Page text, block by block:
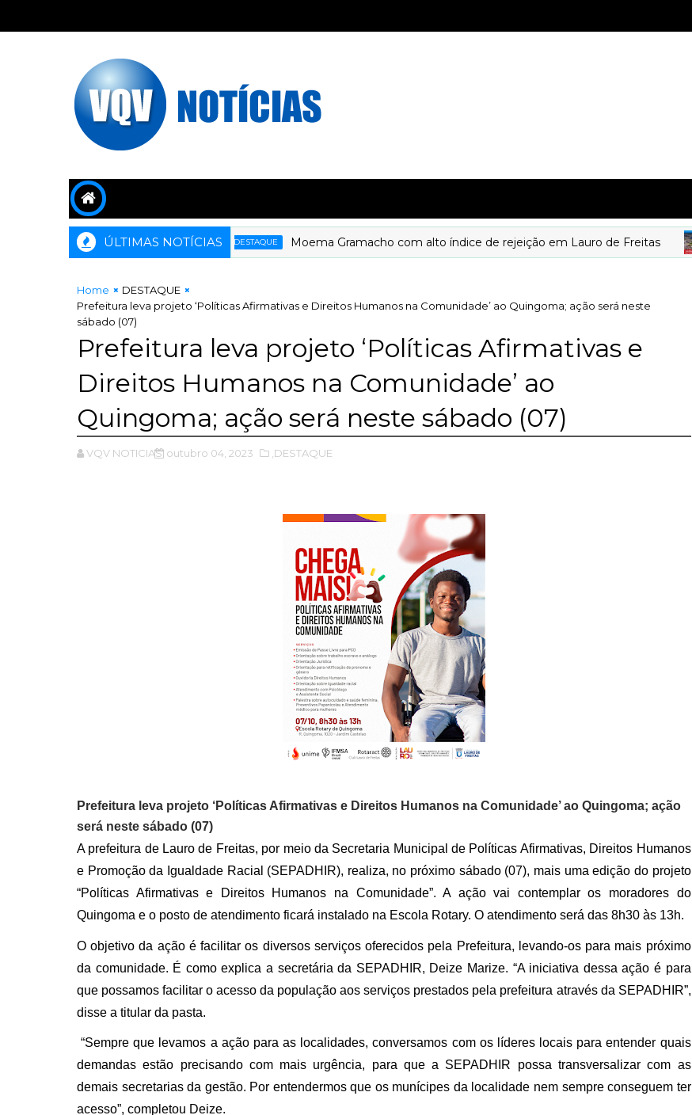
ÚLTIMAS NOTÍCIASDESTAQUE Moema Gramacho com alto índice de rejeição em Lauro de Freitas
Home
DESTAQUE
Prefeitura leva projeto ‘Políticas Afirmativas e Direitos Humanos na Comunidade’ ao Quingoma; ação será neste
sábado (07)
Prefeitura leva projeto ‘Políticas Afirmativas e
Direitos Humanos na Comunidade’ ao
Quingoma; ação será neste sábado (07)
VQV NOTICIAS outubro 04, 2023 ,DESTAQUE
Prefeitura leva projeto ‘Políticas Afirmativas e Direitos Humanos na Comunidade’ ao Quingoma; ação
será neste sábado (07)
A prefeitura de Lauro de Freitas, por meio da Secretaria Municipal de Políticas Afirmativas, Direitos Humanos
e Promoção da Igualdade Racial (SEPADHIR), realiza, no próximo sábado (07), mais uma edição do projeto
“Políticas Afirmativas e Direitos Humanos na Comunidade”. A ação vai contemplar os moradores do
Quingoma e o posto de atendimento ficará instalado na Escola Rotary. O atendimento será das 8h30 às 13h.
O objetivo da ação é facilitar os diversos serviços oferecidos pela Prefeitura, levando-os para mais próximo
da comunidade. É como explica a secretária da SEPADHIR, Deize Marize. “A iniciativa dessa ação é para
que possamos facilitar o acesso da população aos serviços prestados pela prefeitura através da SEPADHIR”,
disse a titular da pasta.
“Sempre que levamos a ação para as localidades, conversamos com os líderes locais para entender quais
demandas estão precisando com mais urgência, para que a SEPADHIR possa transversalizar com as
demais secretarias da gestão. Por entendermos que os munícipes da localidade nem sempre conseguem ter
acesso”, completou Deize.